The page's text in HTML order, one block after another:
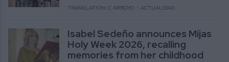
TRANSLATION: C.ARROYO ACTUALIDAD
Isabel Sedeño announces Mijas
Holy Week 2026, recalling
memories from her childhood